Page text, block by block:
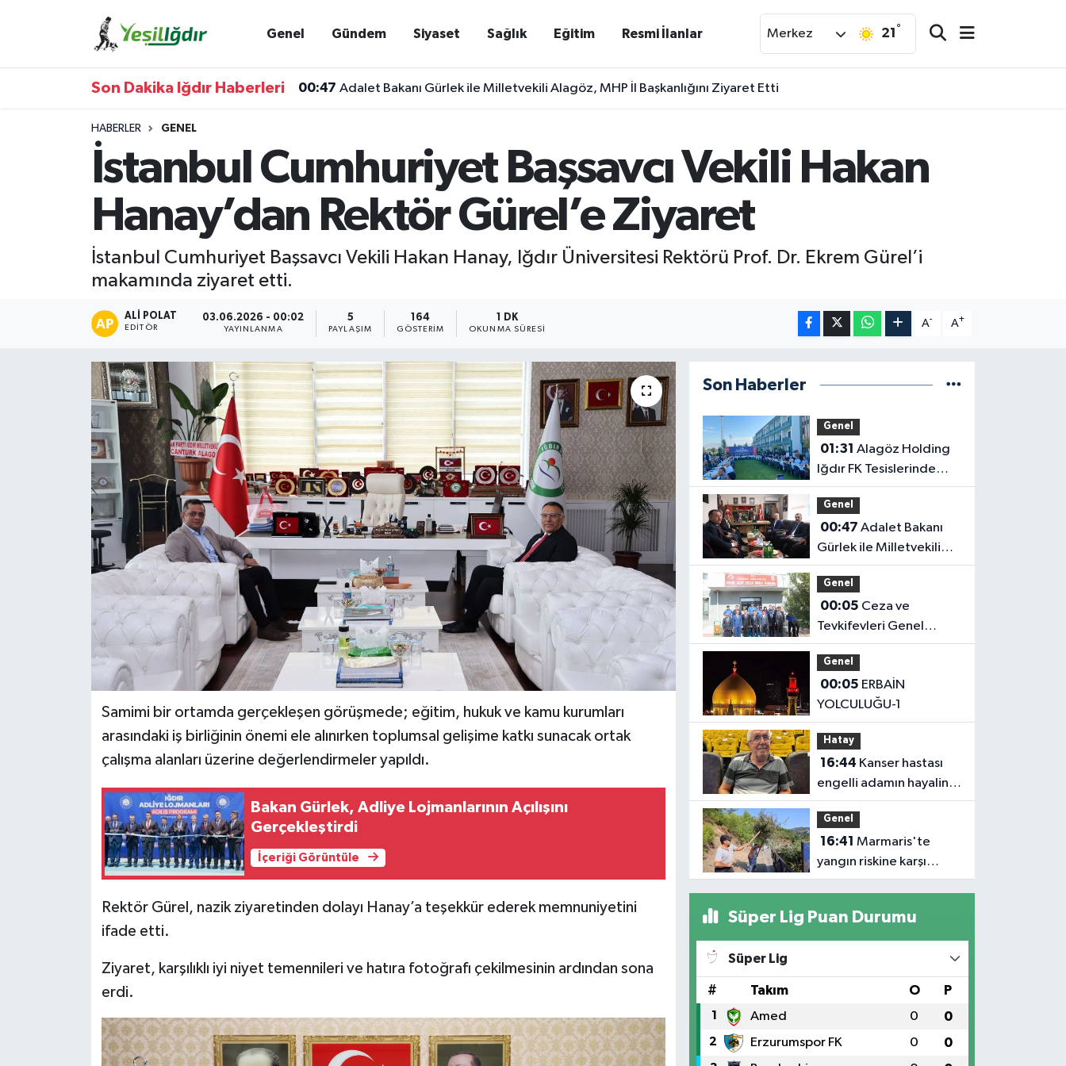
Genel Gündem Siyaset Sağlık Eğitim Resmi İlanlar Merkez 21 °
Son Dakika Iğdır Haberleri 00:47 Adalet Bakanı Gürlek ile Milletvekili Alagöz, MHP İl Başkanlığını Ziyaret Etti
HABERLER GENEL
İstanbul Cumhuriyet Başsavcı Vekili Hakan
Hanay’dan Rektör Gürel’e Ziyaret
İstanbul Cumhuriyet Başsavcı Vekili Hakan Hanay, Iğdır Üniversitesi Rektörü Prof. Dr. Ekrem Gürel’i
makamında ziyaret etti.
ALI POLAT
EDITÖR
03.06.2026 - 00:02
YAYINLANMA
5
PAYLAŞIM
164
GÖSTERIM
1 DK
OKUNMA SÜRESI
A- A+
Samimi bir ortamda gerçekleşen görüşmede; eğitim, hukuk ve kamu kurumları
arasındaki iş birliğinin önemi ele alınırken toplumsal gelişime katkı sunacak ortak
çalışma alanları üzerine değerlendirmeler yapıldı.
Bakan Gürlek, Adliye Lojmanlarının Açılışını
Gerçekleştirdi
İçeriği Görüntüle
Rektör Gürel, nazik ziyaretinden dolayı Hanay’a teşekkür ederek memnuniyetini
ifade etti.
Ziyaret, karşılıklı iyi niyet temennileri ve hatıra fotoğrafı çekilmesinin ardından sona
erdi.
Son Haberler
Genel
01:31
Iğdır FK Tesislerinde
Kanaat Önderleriyle Bir
Araya Geldiler
Genel
00:47
Gürlek ile Milletvekili
Alagöz, MHP İl
Başkanlığını Ziyaret Etti
Genel
00:05
Tevkifevleri Genel
Müdürü Çelebi
Yılmaz’dan Iğdır’daki
Kurumlara Ziyaret ve
Üretim İncelemesi
Genel
00:05
YOLCULUĞU-1
Hatay
16:44
engelli adamın hayalini
bile kuramadığı evine
kavuşunca döktüğü
gözyaşı duygulandırdı
Genel
16:41
yangın riskine karşı
kapsamlı temizlik
Süper Lig Puan Durumu
Süper Lig
# Takım O P
1 Amed 0 0
2 Erzurumspor FK 0 0
İğdir Namaz Vakitleri
Iğdır Trafik Yoğunluk Haritası
Süper Lig Puan Durumu ve Fikstür
Tüm Manşetler